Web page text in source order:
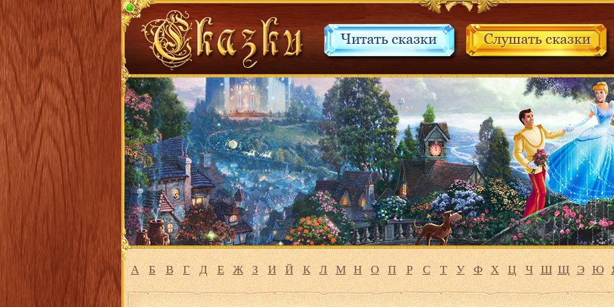
А Б В Г Д Е Ж З И Й К Л М Н О П Р С Т У Ф Х Ц Ч Ш Щ Э Ю